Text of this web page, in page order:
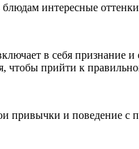
интересные
в себя признание
чтобы прийти к
привычки и поведение с